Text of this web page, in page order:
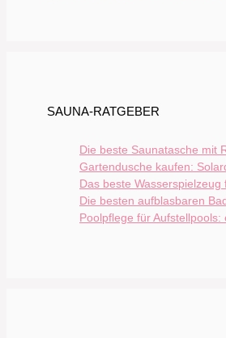
SAUNA-RATGEBER
Die beste Saunatasche mit
Gartendusche kaufen:
Das beste Wasserspielzeug
Die besten aufblasbaren
Poolpflege für Aufstellpools: